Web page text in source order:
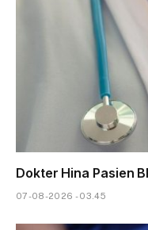
Dokter Hina Pasien
07-08-2026 - 03.45